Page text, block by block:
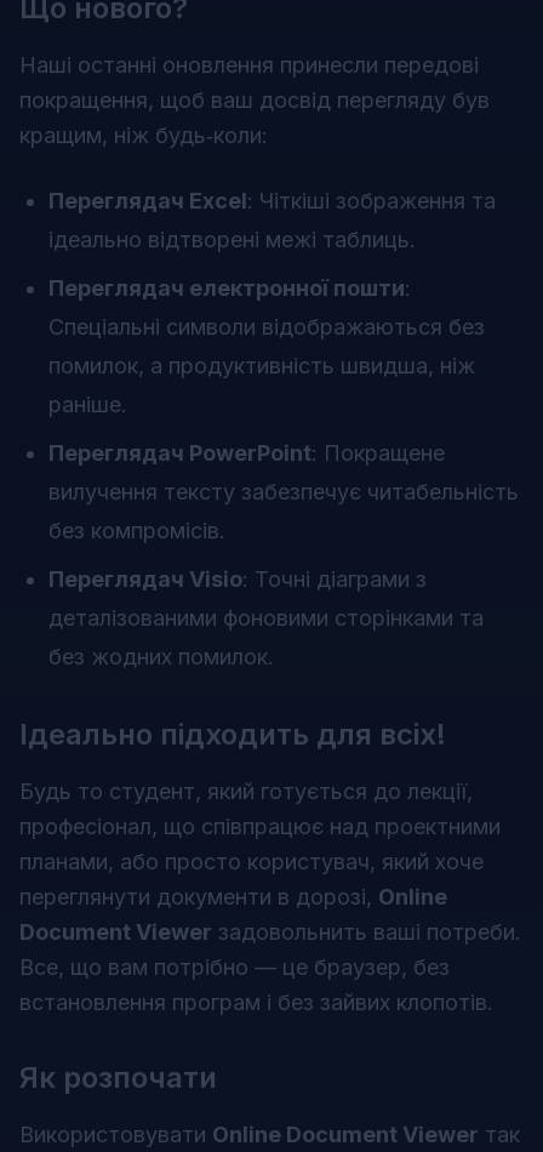
Що нового?
Наші останні оновлення принесли передові
покращення, щоб ваш досвід перегляду був
кращим, ніж будь‑коли:
Переглядач Excel: Чіткіші зображення та
ідеально відтворені межі таблиць.
Переглядач електронної пошти:
Спеціальні символи відображаються без
помилок, а продуктивність швидша, ніж
раніше.
Переглядач PowerPoint: Покращене
вилучення тексту забезпечує читабельність
без компромісів.
Переглядач Visio: Точні діаграми з
деталізованими фоновими сторінками та
без жодних помилок.
Ідеально підходить для всіх!
Будь то студент, який готується до лекції,
професіонал, що співпрацює над проектними
планами, або просто користувач, який хоче
переглянути документи в дорозі, Online
Document Viewer задовольнить ваші потреби.
Все, що вам потрібно — це браузер, без
встановлення програм і без зайвих клопотів.
Як розпочати
Використовувати Online Document Viewer так